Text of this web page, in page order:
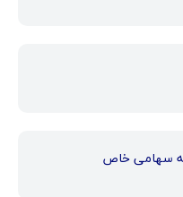
سهامی خاص